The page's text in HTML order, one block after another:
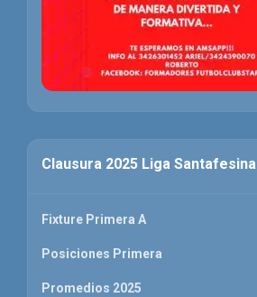
Clausura 2025 Liga Santafesina
Fixture Primera A
Posiciones Primera
Promedios 2025